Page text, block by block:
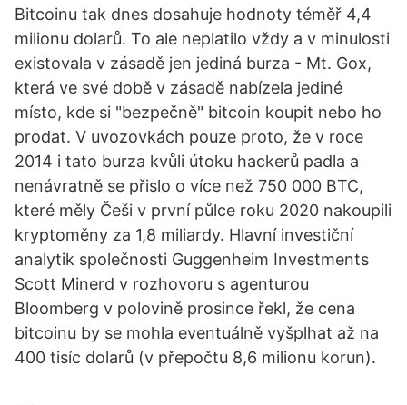
Bitcoinu tak dnes dosahuje hodnoty téměř 4,4
milionu dolarů. To ale neplatilo vždy a v minulosti
existovala v zásadě jen jediná burza - Mt. Gox,
která ve své době v zásadě nabízela jediné
místo, kde si "bezpečně" bitcoin koupit nebo ho
prodat. V uvozovkách pouze proto, že v roce
2014 i tato burza kvůli útoku hackerů padla a
nenávratně se přislo o více než 750 000 BTC,
které měly Češi v první půlce roku 2020 nakoupili
kryptoměny za 1,8 miliardy. Hlavní investiční
analytik společnosti Guggenheim Investments
Scott Minerd v rozhovoru s agenturou
Bloomberg v polovině prosince řekl, že cena
bitcoinu by se mohla eventuálně vyšplhat až na
400 tisíc dolarů (v přepočtu 8,6 milionu korun).